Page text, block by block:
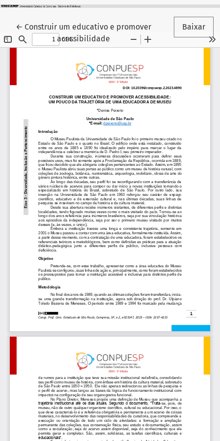
← Voltar aos Detalhes do Artigo
Construir um educativo e promover
acessibilidade
Baixar